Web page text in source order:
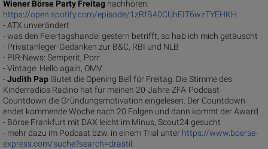
Wiener Börse Party Freitag nachhören:
https://open.spotify.com/episode/1zRfB40CUhEIT6wzTYEHKH
- ATX unverändert
- was den Feiertagshandel gestern betrifft, so hab ich mich getäuscht
- Privatanleger-Gedanken zur B&C, RBI und NLB
- PIR-News: Semperit, Porr
- Vintage: Hello again, OMV
-Judith Pap läutet die Opening Bell für Freitag. Die Stimme des
Kinderradios Radino hat für meinen 20-Jahre-ZFA-Podcast-
Countdown die Gründungsmotivation eingelesen. Der Countdown
endet kommende Woche nach 20 Folgen und dann kommt der Award
- Börse Frankfurt mit DAX leicht im Minus, Scout24 gesucht
- mehr dazu im Podcast bzw. in einem Trial unter https://www.boerse-
express.com/suche?search=drastil